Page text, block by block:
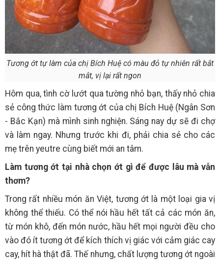
Tương ớt tự làm của chị Bích Huệ có màu đỏ tự nhiên rất bắt
mắt, vị lại rất ngon
Hôm qua, tình cờ lướt qua tường nhỏ bạn, thấy nhỏ chia
sẻ công thức làm tương ớt của chị Bích Huệ (Ngân Sơn
- Bắc Kạn) mà mình sinh nghiện. Sáng nay dự sẽ đi chợ
và làm ngay. Nhưng trước khi đi, phải chia sẻ cho các
mẹ trên yeutre cùng biết mới an tâm.
Làm tương ớt tại nhà chọn ớt gì để được lâu mà vẫn
thơm?
Trong rất nhiều món ăn Việt, tương ớt là một loại gia vị
không thể thiếu. Có thể nói hầu hết tất cả các món ăn,
từ món khô, đến món nước, hầu hết mọi người đều cho
vào đó ít tương ớt để kích thích vị giác với cảm giác cay
cay, hít hà thật đã. Thế nhưng, chất lượng tương ớt ngoài